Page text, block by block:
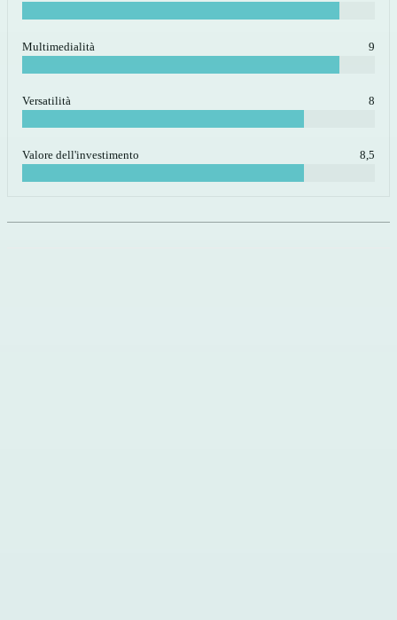
Multimedialità 9
Versatilità 8
Valore dell'investimento 8,5